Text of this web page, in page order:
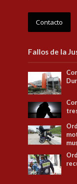
Contacto
Fallos de la